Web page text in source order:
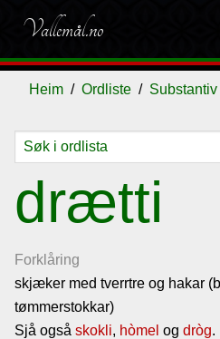
Vallemål.no
Heim Ordliste Substantiv
drætti
Forklåring
skjæker med tverrtre og hakar
tømmerstokkar)
Sjå også skokli, hòmel og dròg.
Ordliste
Om
vallemålet
Gjestebok